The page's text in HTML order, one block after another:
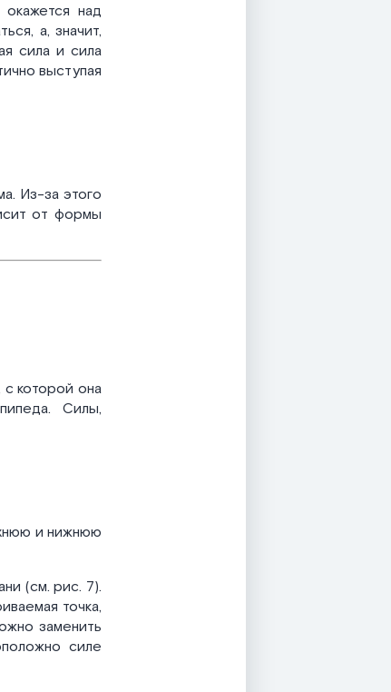
над
а, значит,
сила и сила
выступая
Из-за этого
от формы
которой она
Силы,
и нижнюю
(см. рис. 7).
точка,
заменить
силе